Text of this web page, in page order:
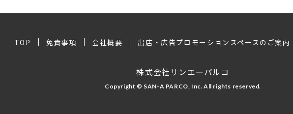
TOP 免責事項 会社概要 出店・広告プロモーションスペースのご案内
株式会社サンエーパルコ
Copyright © SAN-A PARCO, Inc. All rights reserved.